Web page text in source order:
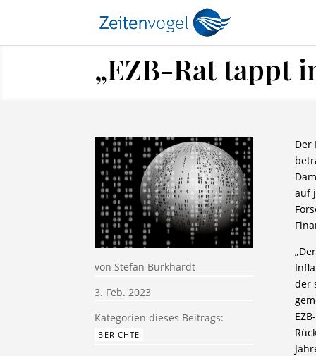
„EZB-Rat tappt
vonStefan Burkhardt
3. Feb. 2023
BERICHTE
Der
auf
der